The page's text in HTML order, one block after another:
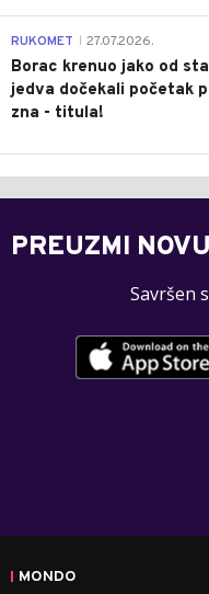
RUKOMET 27.07.2026.
Borac krenuo jako od
jedva dočekali početak
zna - titula!
PREUZMI
Savršen
MONDO